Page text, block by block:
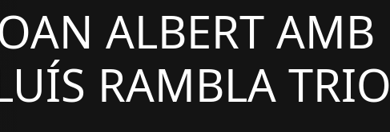
ALBERT AMB
RAMBLA TRIO